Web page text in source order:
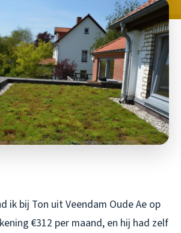
ik bij Ton uit Veendam Oude Ae op
€312 per maand, en hij had zelf